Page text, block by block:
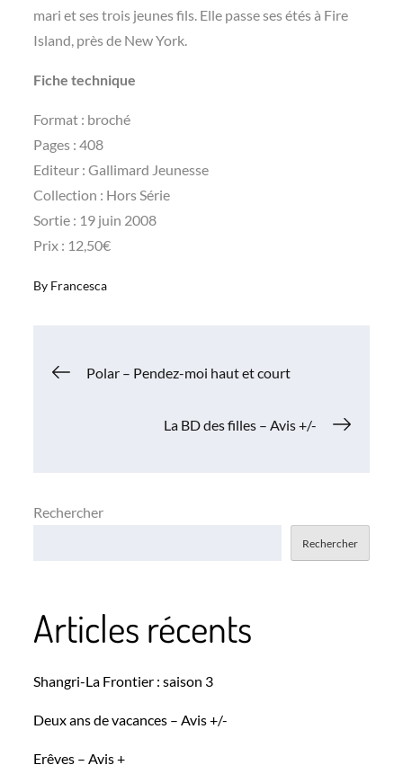
mari et ses trois jeunes fils. Elle passe ses étés à Fire
Island, près de New York.
Fiche technique
Format : broché
Pages : 408
Editeur : Gallimard Jeunesse
Collection : Hors Série
Sortie : 19 juin 2008
Prix : 12,50€
By Francesca
Navigation
Polar – Pendez-moi haut et court
La BD des filles – Avis +/-
Rechercher
Rechercher
Articles récents
Shangri-La Frontier : saison 3
Deux ans de vacances – Avis +/-
Erêves – Avis +